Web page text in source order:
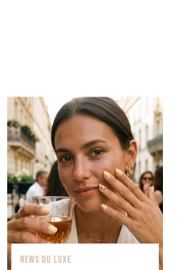
NEWS DU LUXE